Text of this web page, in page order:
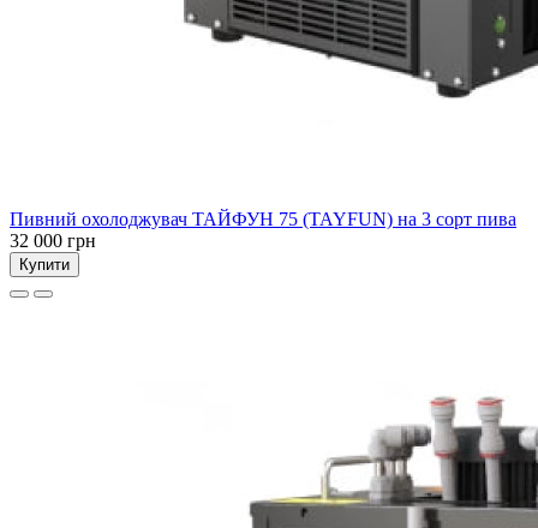
Пивний охолоджувач ТАЙФУН 75 (TAYFUN) на 3 сорт пива
32 000 грн
Купити